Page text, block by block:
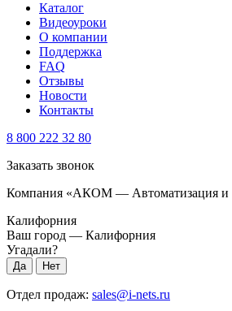
Каталог
Видеоуроки
О компании
Поддержка
FAQ
Отзывы
Новости
Контакты
8 800 222 32 80
Заказать звонок
Компания «АКОМ — Автоматизация
Калифорния
Ваш город — Калифорния
Угадали?
Отдел продаж: sales@i-nets.ru